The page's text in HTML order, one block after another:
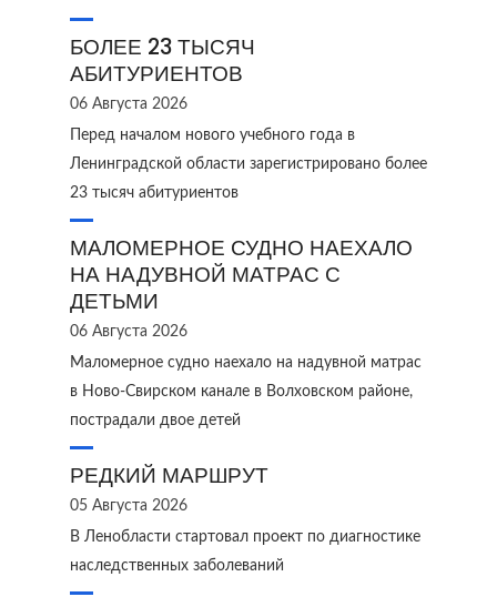
БОЛЕЕ 23 ТЫСЯЧ
АБИТУРИЕНТОВ
06 Августа 2026
Перед началом нового учебного года в
Ленинградской области зарегистрировано более
23 тысяч абитуриентов
МАЛОМЕРНОЕ СУДНО НАЕХАЛО
НА НАДУВНОЙ МАТРАС С
ДЕТЬМИ
06 Августа 2026
Маломерное судно наехало на надувной матрас
в Ново‑Свирском канале в Волховском районе,
пострадали двое детей
РЕДКИЙ МАРШРУТ
05 Августа 2026
В Ленобласти стартовал проект по диагностике
наследственных заболеваний